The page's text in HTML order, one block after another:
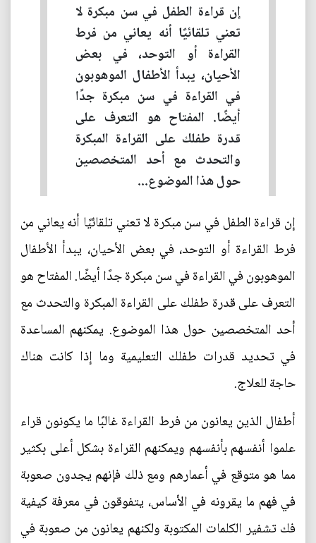
إن قراءة الطفل في سن مبكرة لا
تعني تلقائيًا أنه يعاني من فرط
القراءة أو التوحد، في بعض
الأحيان، يبدأ الأطفال الموهوبون
في القراءة في سن مبكرة جدًا
أيضًا. المفتاح هو التعرف على
قدرة طفلك على القراءة المبكرة
والتحدث مع أحد المتخصصين
حول هذا الموضوع...
إن قراءة الطفل في سن مبكرة لا تعني تلقائيًا أنه يعاني من
فرط القراءة أو التوحد، في بعض الأحيان، يبدأ الأطفال
الموهوبون في القراءة في سن مبكرة جدًا أيضًا. المفتاح هو
التعرف على قدرة طفلك على القراءة المبكرة والتحدث مع
أحد المتخصصين حول هذا الموضوع. يمكنهم المساعدة
في تحديد قدرات طفلك التعليمية وما إذا كانت هناك
حاجة للعلاج.
أطفال الذين يعانون من فرط القراءة غالبًا ما يكونون قراء
علموا أنفسهم بأنفسهم ويمكنهم القراءة بشكل أعلى بكثير
مما هو متوقع في أعمارهم ومع ذلك فإنهم يجدون صعوبة
في فهم ما يقرونه في الأساس، يتفوقون في معرفة كيفية
فك تشفير الكلمات المكتوبة ولكنهم يعانون من صعوبة في